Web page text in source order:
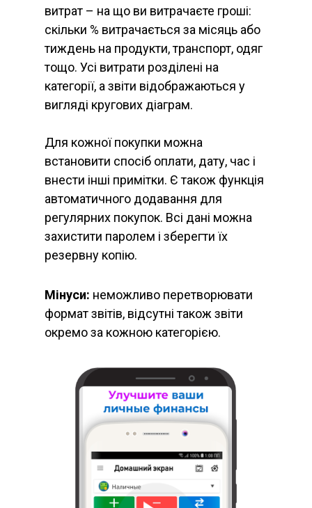
витрат – на що ви витрачаєте гроші:
скільки % витрачається за місяць або
тиждень на продукти, транспорт, одяг
тощо. Усі витрати розділені на
категорії, а звіти відображаються у
вигляді кругових діаграм.
Для кожної покупки можна
встановити спосіб оплати, дату, час і
внести інші примітки. Є також функція
автоматичного додавання для
регулярних покупок. Всі дані можна
захистити паролем і зберегти їх
резервну копію.
Мінуси: неможливо перетворювати
формат звітів, відсутні також звіти
окремо за кожною категорією.